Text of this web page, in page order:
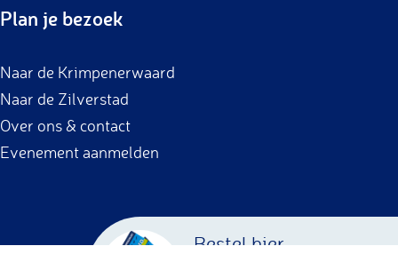
e
o
o
k
t
g
r
a
m
Plan je bezoek
Naar de Krimpenerwaard
Naar de Zilverstad
Over ons & contact
Evenement aanmelden
Bestel hier